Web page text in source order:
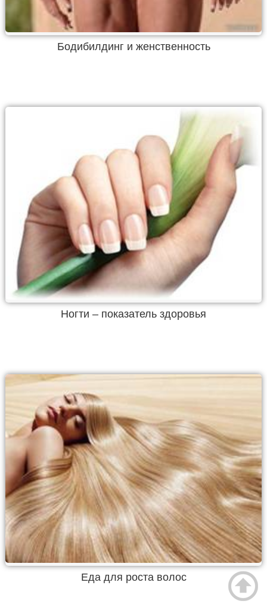
Бодибилдинг и женственность
Ногти – показатель здоровья
Еда для роста волос